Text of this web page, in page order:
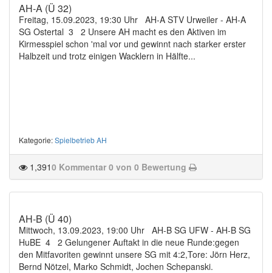
AH-A (Ü 32)
Freitag, 15.09.2023, 19:30 Uhr AH-A STV Urweiler - AH-A
SG Ostertal 3 2 Unsere AH macht es den Aktiven im
Kirmesspiel schon 'mal vor und gewinnt nach starker erster
Halbzeit und trotz einigen Wacklern in Hälfte...
Kategorie:Spielbetrieb AH
1,3910 Kommentar 0 von 0 Bewertung
AH-B (Ü 40)
Mittwoch, 13.09.2023, 19:00 Uhr AH-B SG UFW - AH-B SG
HuBE 4 2 Gelungener Auftakt in die neue Runde:gegen
den Mitfavoriten gewinnt unsere SG mit 4:2,Tore: Jörn Herz,
Bernd Nötzel, Marko Schmidt, Jochen Schepanski.